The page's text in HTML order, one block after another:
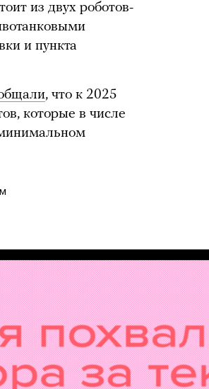
из двух роботов-
и пункта
, что к 2025
которые в числе